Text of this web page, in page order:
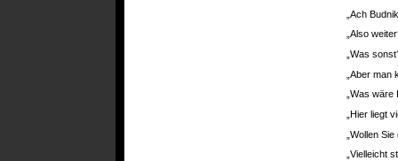
„Ach
„Also
„Was
„Aber
„Was wäre
„Hier liegt
„Wollen
„Vielleicht